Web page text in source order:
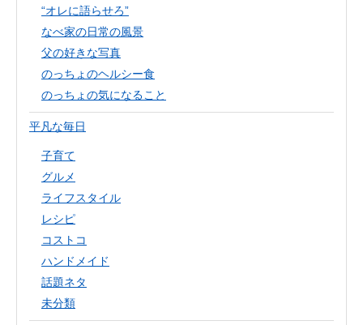
“オレに語らせろ”
なべ家の日常の風景
父の好きな写真
のっちょのヘルシー食
のっちょの気になること
平凡な毎日
子育て
グルメ
ライフスタイル
レシピ
コストコ
ハンドメイド
話題ネタ
未分類